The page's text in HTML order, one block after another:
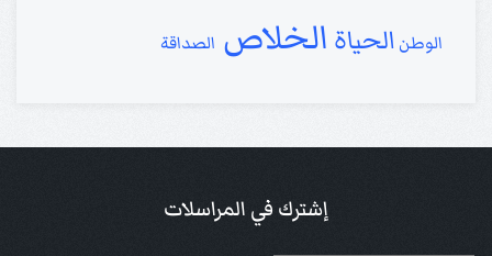
الوطن الحياة الخلاص الصداقة
إشترك في المراسلات